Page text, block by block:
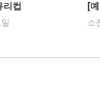
컵 [
소